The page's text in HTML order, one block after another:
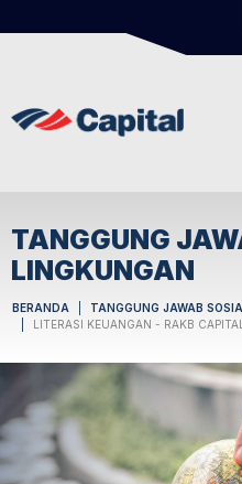
TANGGUNG
LINGKUNGAN
BERANDA TANGGUNG JAWAB
LITERASI KEUANGAN - RAKB